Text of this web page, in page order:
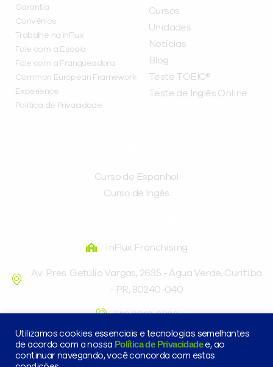
Garantia
Convênios
Trabalhe na inFlux
Fale com a Escola
Fale com a Franqueadora
Common European Framework
Experience
Política de Privacidade
Cursos
Unidades
Notícias
Blog
Teste TOEIC®
Teste de Inglês Online
Curso de Espanhol
Curso de Ingês
inFlux Franchising
Av. Pres. Getúlio Vargas, 2635 - Água Verde, Curitiba
- PR, 80240-040
(41) 3016-9898
Utilizamos cookies essenciais e tecnologias semelhantes
de acordo com a nossa Política de Privacidadee, ao
continuar navegando, você concorda com estas